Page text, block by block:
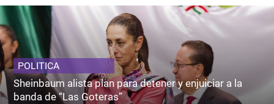
POLITICA
Sheinbaum alista plan para detener y enjuiciar a la
banda de “Las Goteras”